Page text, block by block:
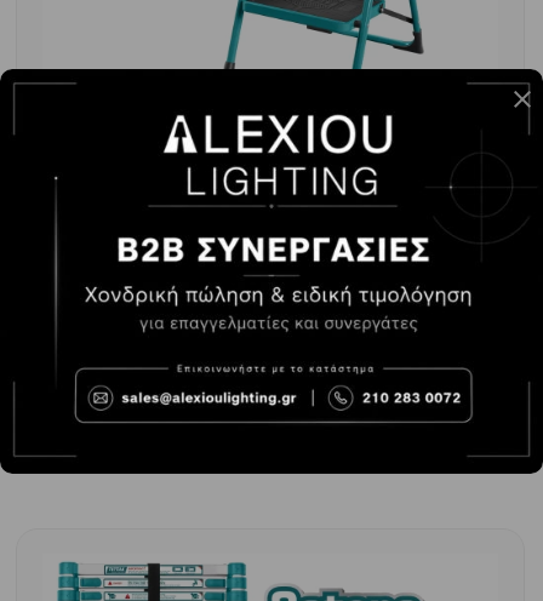
TOTAL ΣΚΑΜΠΩ ΜΕΤΑΛΛΙΚΟ 2 ΣΚΑΛΟΠΑΤΙΑ
(THLAD09021)
+ ΑΓΟΡΆ
52.40€